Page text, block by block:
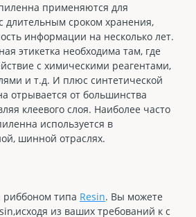
применяются для
длительным сроком хранения,
информации на несколько лет.
этикетка необходима там, где
с химическими реагентами,
и т.д. И плюс синтетической
отрывается от большинства
клеевого слоя. Наиболее часто
используется в
шинной отраслях.
риббоном типа Resin. Вы можете
из ваших требований к с